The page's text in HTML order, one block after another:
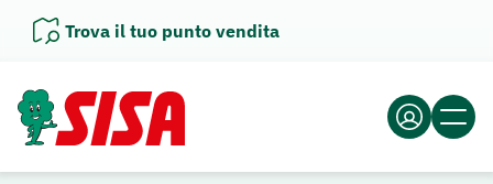
Trova il tuo punto vendita